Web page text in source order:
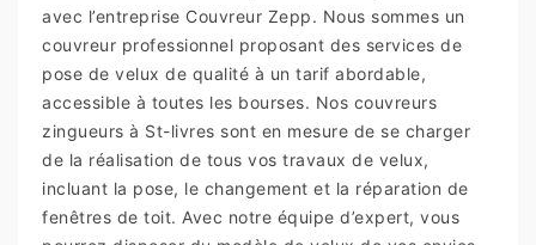
avec l’entreprise Couvreur Zepp. Nous sommes un
couvreur professionnel proposant des services de
pose de velux de qualité à un tarif abordable,
accessible à toutes les bourses. Nos couvreurs
zingueurs à St-livres sont en mesure de se charger
de la réalisation de tous vos travaux de velux,
incluant la pose, le changement et la réparation de
fenêtres de toit. Avec notre équipe d’expert, vous